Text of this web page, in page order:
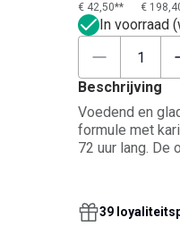
€ 42,50** €
In voorraad
Beschrijving
Voedend en
formule met
72 uur lang. De
geparfumeerde
39